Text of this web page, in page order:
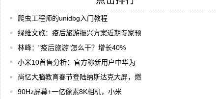
爬虫工程师的unidbg入门教程
绿维文旅：疫后旅游振兴方案近期专家预
林峰："疫后旅游"怎么干？增长40%
小米10首售分析：官方称新用户中华为
尚忆大脑教育春节登陆纳斯达克大屏，燃
90Hz屏幕+一亿像素8K相机，小米